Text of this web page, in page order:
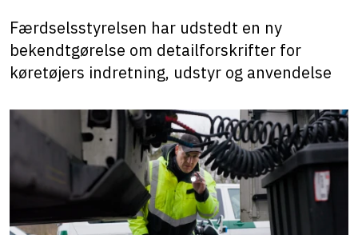
Færdselsstyrelsen har udstedt en ny
bekendtgørelse om detailforskrifter for
køretøjers indretning, udstyr og anvendelse